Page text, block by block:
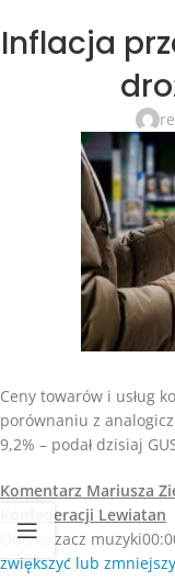
Inflacja
Ceny towarów i usług
porównaniu z
9,2% – podał dzisiaj
Komentarz Mariusza
Konfederacji Lewiatan
Odtwarzacz
zwiększyć lub